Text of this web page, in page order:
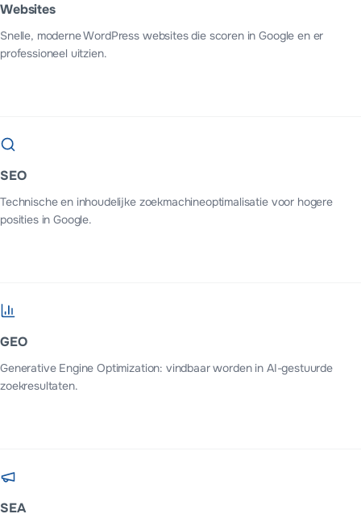
Websites
Snelle, moderne WordPress websites die scoren in Google en er
professioneel uitzien.
SEO
Technische en inhoudelijke zoekmachineoptimalisatie voor hogere
posities in Google.
GEO
Generative Engine Optimization: vindbaar worden in AI-gestuurde
zoekresultaten.
SEA